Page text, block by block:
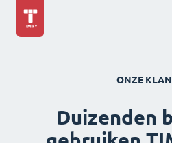
ONZE
Duizenden